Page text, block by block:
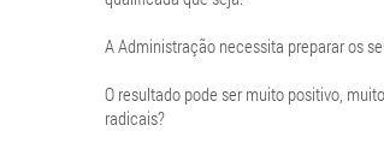
A Administração necessita preparar os
O resultado pode ser muito positivo,
radicais?